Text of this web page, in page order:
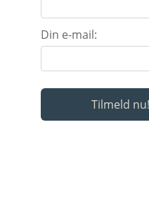
Din e-mail: